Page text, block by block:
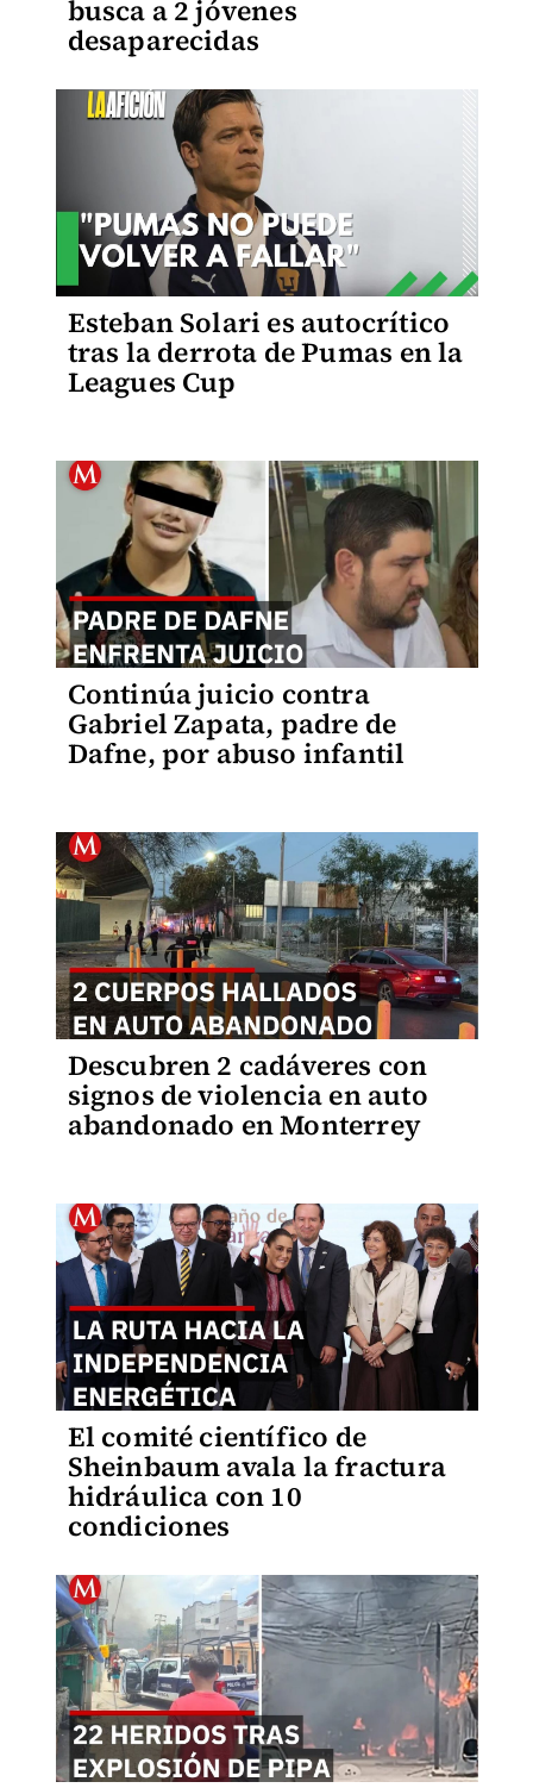
busca a 2 jóvenes
desaparecidas
Esteban Solari es autocrítico
tras la derrota de Pumas en la
Leagues Cup
Continúa juicio contra
Gabriel Zapata, padre de
Dafne, por abuso infantil
Descubren 2 cadáveres con
signos de violencia en auto
abandonado en Monterrey
El comité científico de
Sheinbaum avala la fractura
hidráulica con 10
condiciones